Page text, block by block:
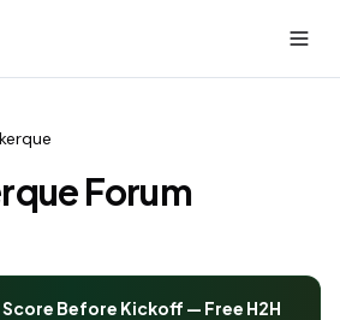
Forum
Score Before Kickoff — Free H2H